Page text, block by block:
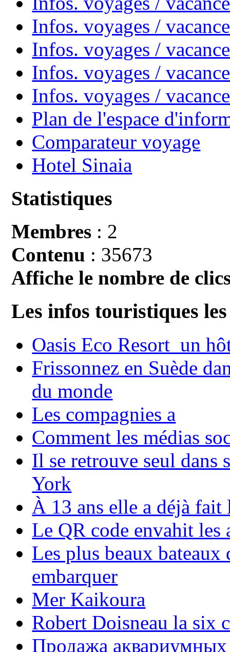
Infos. voyages /
Infos. voyages /
Infos. voyages /
Infos. voyages /
Plan de l'espace
Comparateur voyage
Hotel Sinaia
Statistiques
Membres : 2
Contenu : 35673
Affiche le nombre de
Les infos touristiques
Oasis Eco Resort un
Frissonnez en Suède
du monde
Les compagnies a
Comment les médias
Il se retrouve seul dans
York
À 13 ans elle a déjà
Le QR code envahit les
Les plus beaux bateaux
embarquer
Mer Kaikoura
Robert Doisneau la six
Продажа аквариумных